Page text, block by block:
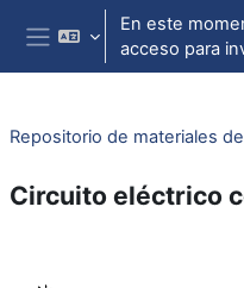
Salta al contenido principal
Panel lateral
En este
acceso para
Circuito eléctrico